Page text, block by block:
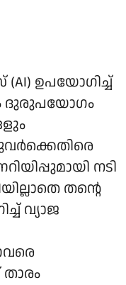
ഉപയോഗിച്ച്
ദുരുപയോഗം
നടി
തന്റെ
വ്യാജ